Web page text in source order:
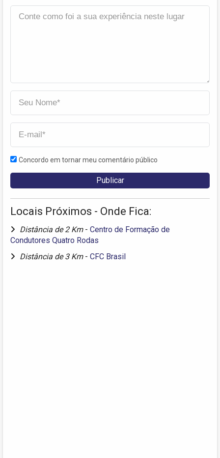
Concordo em tornar meu comentário público
Locais Próximos - Onde Fica:
Distância de 2 Km - Centro de Formação de
Condutores Quatro Rodas
Distância de 3 Km - CFC Brasil